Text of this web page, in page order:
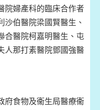
院婦產科的臨床合作者
伯醫院梁國賢醫生、
合醫院柯嘉明醫生、屯
人那打素醫院鄧國強醫
府食物及衞生局醫療衞